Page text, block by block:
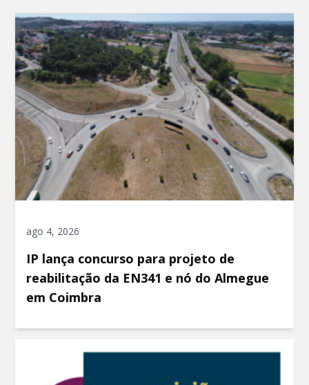
ago 4, 2026
IP lança concurso para projeto de
reabilitação da EN341 e nó do Almegue
em Coimbra